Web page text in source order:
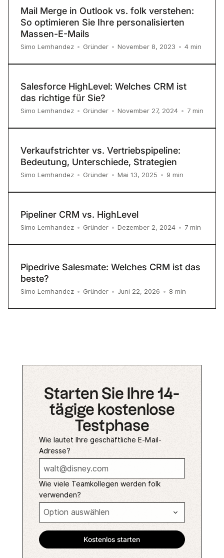
Mail Merge in Outlook vs. folk verstehen:
So optimieren Sie Ihre personalisierten
Massen-E-Mails
Simo Lemhandez • Gründer • November 8, 2023 • 4 min
Salesforce HighLevel: Welches CRM ist
das richtige für Sie?
Simo Lemhandez • Gründer • November 27, 2024 • 7 min
Verkaufstrichter vs. Vertriebspipeline:
Bedeutung, Unterschiede, Strategien
Simo Lemhandez • Gründer • Mai 13, 2025 • 9 min
Pipeliner CRM vs. HighLevel
Simo Lemhandez • Gründer • Dezember 2, 2024 • 7 min
Pipedrive Salesmate: Welches CRM ist das
beste?
Simo Lemhandez • Gründer • Juni 22, 2026 • 8 min
Starten Sie Ihre 14-
tägige kostenlose
Testphase
Wie lautet Ihre geschäftliche E-Mail-
Adresse?
Wie viele Teamkollegen werden folk
verwenden?